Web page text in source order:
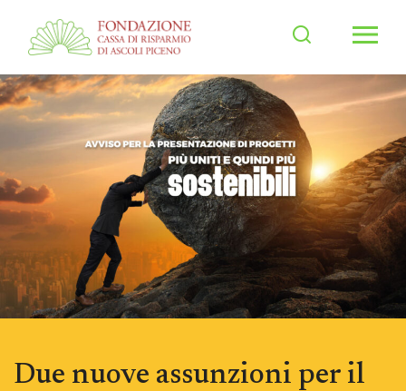
Due nuove assunzioni per il